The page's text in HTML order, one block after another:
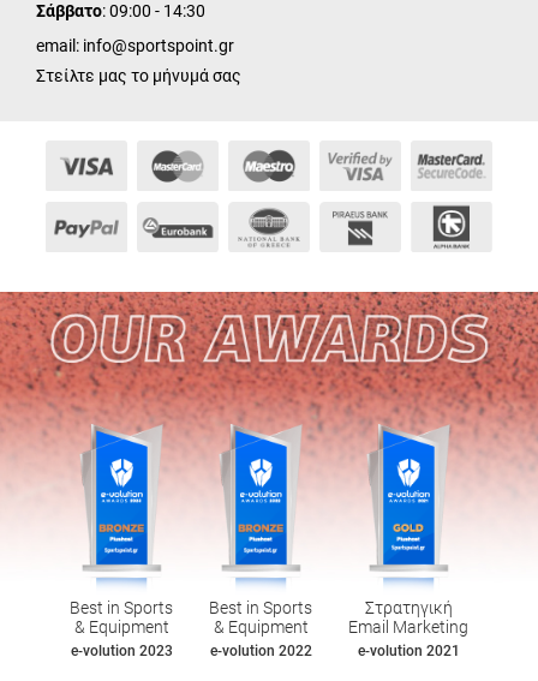
Σάββατο: 09:00 - 14:30
email: info@sportspoint.gr
Στείλτε μας το μήνυμά σας
Best in Sports
& Equipment
e-volution 2023
Best in Sports
& Equipment
e-volution 2022
Στρατηγική
Email Marketing
e-volution 2021